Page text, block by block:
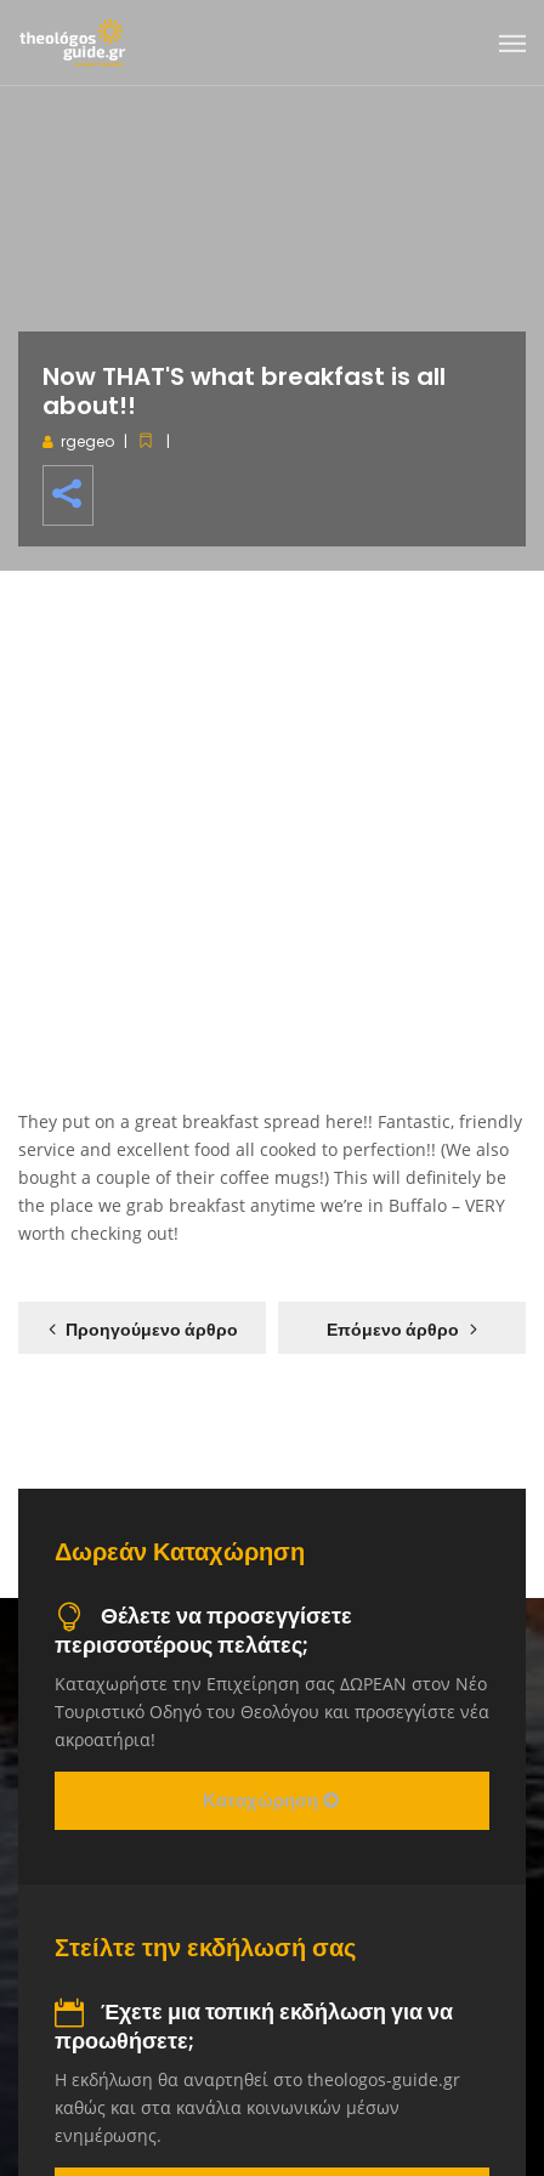
Now THAT'S what breakfast is all
about!!
rgegeo
They put on a great breakfast spread here!! Fantastic, friendly
service and excellent food all cooked to perfection!! (We also
bought a couple of their coffee mugs!) This will definitely be
the place we grab breakfast anytime we’re in Buffalo – VERY
worth checking out!
Προηγούμενο άρθρο Επόμενο άρθρο
Δωρεάν Καταχώρηση
Θέλετε να προσεγγίσετε
περισσοτέρους πελάτες;
Καταχωρήστε την Επιχείρηση σας ΔΩΡΕΑΝ στον Νέο
Τουριστικό Οδηγό του Θεολόγου και προσεγγίστε νέα
ακροατήρια!
Καταχώρηση
Στείλτε την εκδήλωσή σας
Έχετε μια τοπική εκδήλωση για να
προωθήσετε;
Η εκδήλωση θα αναρτηθεί στο theologos-guide.gr
καθώς και στα κανάλια κοινωνικών μέσων
ενημέρωσης.